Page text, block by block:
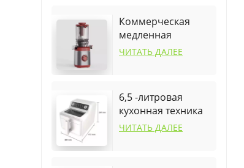
Коммерческая
медленная
соковыжималка
ЧИТАТЬ ДАЛЕЕ
6,5 -литровая
кухонная техника
посуда для
ЧИТАТЬ ДАЛЕЕ